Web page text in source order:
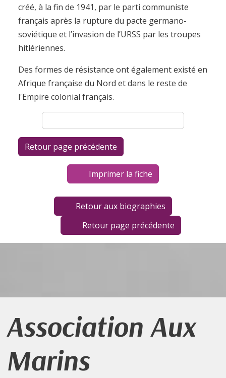
créé, à la fin de 1941, par le parti communiste
français après la rupture du pacte germano-
soviétique et l’invasion de l’URSS par les troupes
hitlériennes.
Des formes de résistance ont également existé en
Afrique française du Nord et dans le reste de
l'Empire colonial français.
Imprimer la fiche
Retour aux biographies
Retour page précédente
Association Aux
Marins